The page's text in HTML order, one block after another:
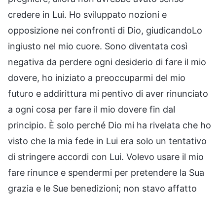
credere in Lui. Ho sviluppato nozioni e
opposizione nei confronti di Dio, giudicandoLo
ingiusto nel mio cuore. Sono diventata così
negativa da perdere ogni desiderio di fare il mio
dovere, ho iniziato a preoccuparmi del mio
futuro e addirittura mi pentivo di aver rinunciato
a ogni cosa per fare il mio dovere fin dal
principio. È solo perché Dio mi ha rivelata che ho
visto che la mia fede in Lui era solo un tentativo
di stringere accordi con Lui. Volevo usare il mio
fare rinunce e spendermi per pretendere la Sua
grazia e le Sue benedizioni; non stavo affatto